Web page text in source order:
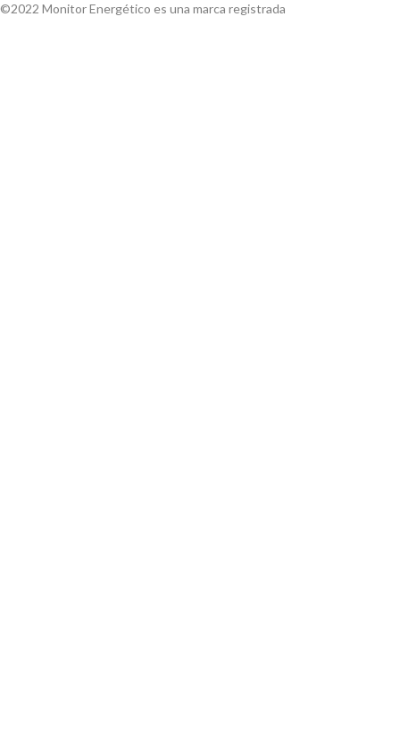
©2022 Monitor Energético es una marca registrada